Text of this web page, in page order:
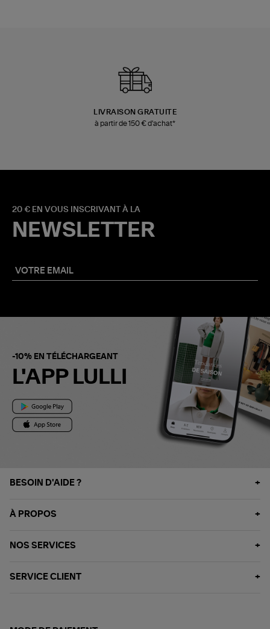
LIVRAISON GRATUITE
à partir de 150 € d'achat*
20 € EN VOUS INSCRIVANT À LA
NEWSLETTER
-10% EN TÉLÉCHARGEANT
L'APP LULLI
BESOIN D'AIDE ?
À PROPOS
NOS SERVICES
SERVICE CLIENT